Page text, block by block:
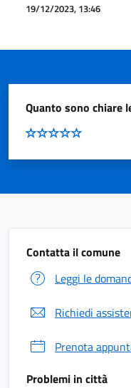
19/12/2023, 13:46
Quanto sono chiare
Contatta il comune
Leggi le
Richiedi
Prenota
Problemi in città